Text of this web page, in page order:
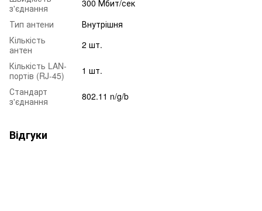
з'єднання
300 Мбит/сек
Тип антени
Внутрішня
Кількість
антен
2 шт.
Кількість LAN-
портів (RJ-45)
1 шт.
Стандарт
з'єднання
802.11 n/g/b
Відгуки